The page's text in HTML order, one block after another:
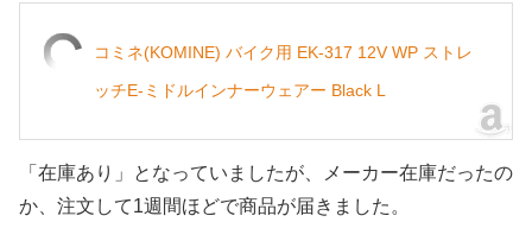
コミネ(KOMINE) バイク用 EK-317 12V WP ストレ
ッチE-ミドルインナーウェアー Black L
「在庫あり」となっていましたが、メーカー在庫だったの
か、注文して1週間ほどで商品が届きました。